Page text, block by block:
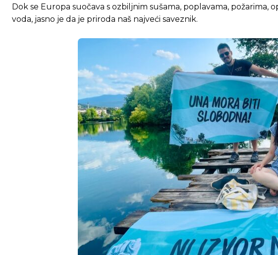
Dok se Europa suočava s ozbiljnim sušama, poplavama,
voda, jasno je da je priroda naš najveći saveznik.